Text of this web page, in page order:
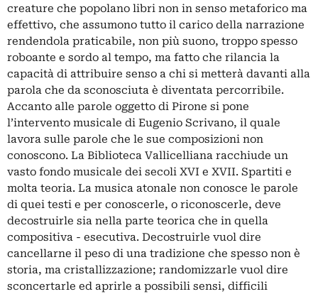
creature che popolano libri non in senso metaforico ma
effettivo, che assumono tutto il carico della narrazione
rendendola praticabile, non più suono, troppo spesso
roboante e sordo al tempo, ma fatto che rilancia la
capacità di attribuire senso a chi si metterà davanti alla
parola che da sconosciuta è diventata percorribile.
Accanto alle parole oggetto di Pirone si pone
l’intervento musicale di Eugenio Scrivano, il quale
lavora sulle parole che le sue composizioni non
conoscono. La Biblioteca Vallicelliana racchiude un
vasto fondo musicale dei secoli XVI e XVII. Spartiti e
molta teoria. La musica atonale non conosce le parole
di quei testi e per conoscerle, o riconoscerle, deve
decostruirle sia nella parte teorica che in quella
compositiva - esecutiva. Decostruirle vuol dire
cancellarne il peso di una tradizione che spesso non è
storia, ma cristallizzazione; randomizzarle vuol dire
sconcertarle ed aprirle a possibili sensi, difficili